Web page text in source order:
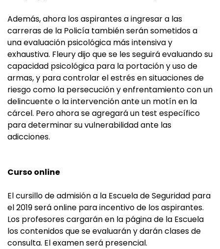
Además, ahora los aspirantes a ingresar a las
carreras de la Policía también serán sometidos a
una evaluación psicológica más intensiva y
exhaustiva. Fleury dijo que se les seguirá evaluando su
capacidad psicológica para la portación y uso de
armas, y para controlar el estrés en situaciones de
riesgo como la persecución y enfrentamiento con un
delincuente o la intervención ante un motín en la
cárcel. Pero ahora se agregará un test específico
para determinar su vulnerabilidad ante las
adicciones.
Curso online
El cursillo de admisión a la Escuela de Seguridad para
el 2019 será online para incentivo de los aspirantes.
Los profesores cargarán en la página de la Escuela
los contenidos que se evaluarán y darán clases de
consulta. El examen será presencial.